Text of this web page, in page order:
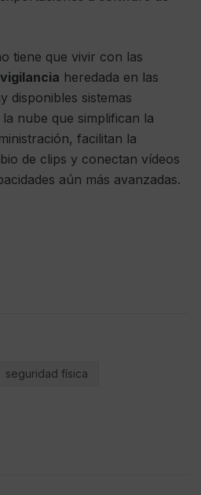
tiene que vivir con las
heredada en las
disponibles sistemas
nube que simplifican la
facilitan la
de clips y conectan vídeos
aún más avanzadas.
seguridad física